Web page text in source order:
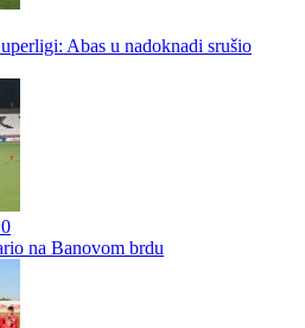
Abas u nadoknadi srušio
na Banovom brdu